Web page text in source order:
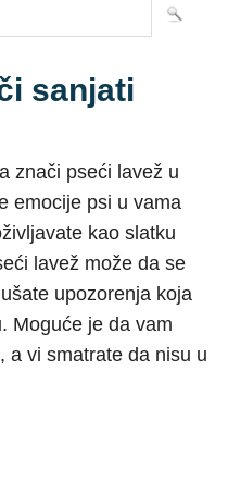
sanjati
znači pseći lavež u
emocije psi u vama
kao slatku
lavež može da se
upozorenja koja
Moguće je da vam
a vi smatrate da nisu u